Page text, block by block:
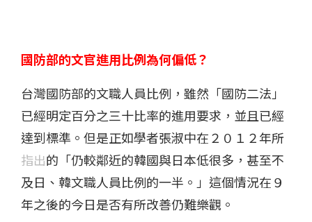
國防部的文官進用比例為何偏低？
台灣國防部的文職人員比例，雖然「國防二法」
已經明定百分之三十比率的進用要求，並且已經
達到標準。但是正如學者張淑中在２０１２年所
指出的「仍較鄰近的韓國與日本低很多，甚至不
及日、韓文職人員比例的一半。」這個情況在９
年之後的今日是否有所改善仍難樂觀。